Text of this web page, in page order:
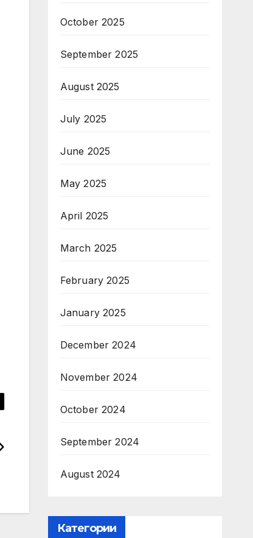
October 2025
September 2025
August 2025
July 2025
June 2025
May 2025
April 2025
March 2025
February 2025
January 2025
December 2024
November 2024
October 2024
September 2024
August 2024
Категории